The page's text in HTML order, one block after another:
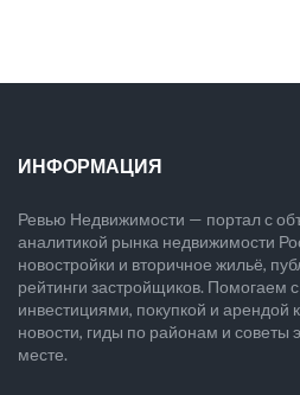
ИНФОРМАЦИЯ
Ревью Недвижимости — портал с
аналитикой рынка недвижимости
новостройки и вторичное жильё,
рейтинги застройщиков. Помогаем
инвестициями, покупкой и арендой
новости, гиды по районам и советы
месте.